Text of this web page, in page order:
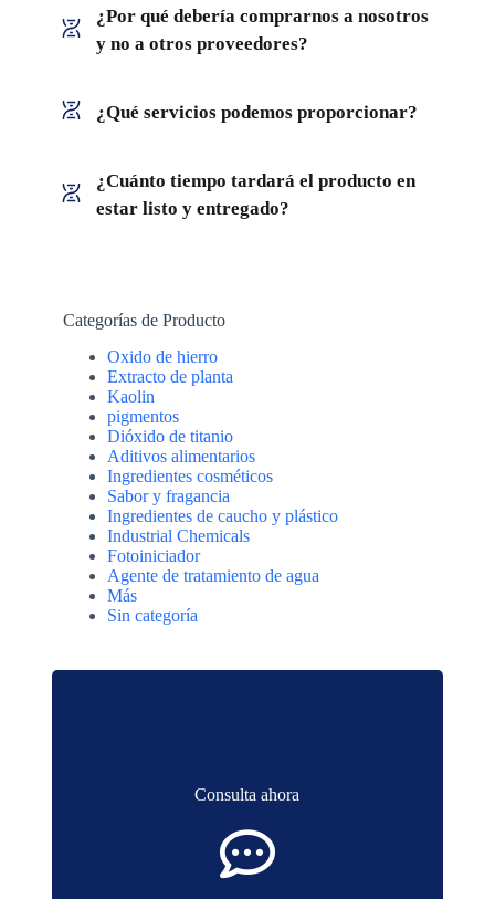
¿Por qué debería comprarnos a nosotros
y no a otros proveedores?
¿Qué servicios podemos proporcionar?
¿Cuánto tiempo tardará el producto en
estar listo y entregado?
Categorías de Producto
Oxido de hierro
Extracto de planta
Kaolin
pigmentos
Dióxido de titanio
Aditivos alimentarios
Ingredientes cosméticos
Sabor y fragancia
Ingredientes de caucho y plástico
Industrial Chemicals
Fotoiniciador
Agente de tratamiento de agua
Más
Sin categoría
Consulta ahora